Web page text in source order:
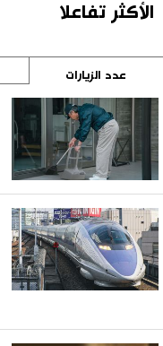
الأكثر تفاعلا
عدد الزيارات